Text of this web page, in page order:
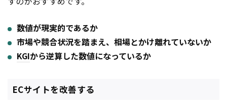
数値が現実的であるか
市場や競合状況を踏まえ、相場とかけ離れていないか
KGIから逆算した数値になっているか
ECサイトを改善する